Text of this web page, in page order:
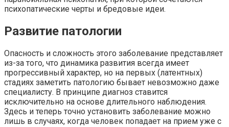
психопатические черты и бредовые идеи.
Развитие патологии
Опасность и сложность этого заболевание представляет
из-за того, что динамика развития всегда имеет
прогрессивный характер, но на первых (латентных)
стадиях заметить патологию бывает невозможно даже
специалисту. В принципе диагноз ставится
исключительно на основе длительного наблюдения.
Здесь и теперь точно установить заболевание можно
лишь в случаях, когда человек попадает на прием уже с